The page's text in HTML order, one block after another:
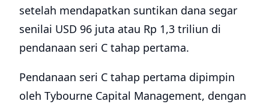
setelah mendapatkan suntikan dana segar
senilai USD 96 juta atau Rp 1,3 triliun di
pendanaan seri C tahap pertama.
Pendanaan seri C tahap pertama dipimpin
oleh Tybourne Capital Management, dengan